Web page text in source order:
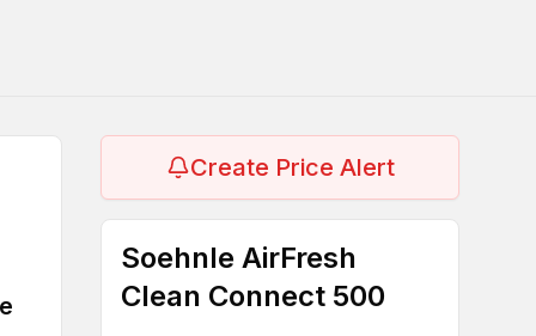
Create Price Alert
Soehnle AirFresh
Clean Connect 500